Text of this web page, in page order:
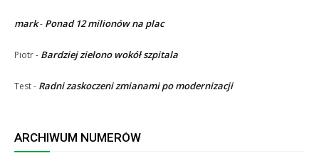
mark- Ponad 12 milionów na plac
Piotr- Bardziej zielono wokół szpitala
Test- Radni zaskoczeni zmianami po modernizacji
ARCHIWUM NUMERÓW